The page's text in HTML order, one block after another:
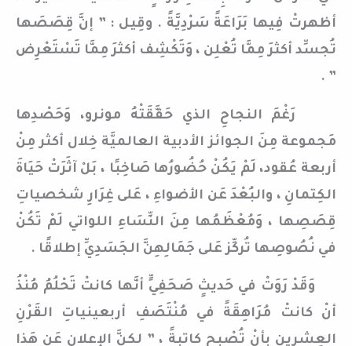
أظهرتْ فِيها بَرَاعَةً سَرْدِيَّةً . وقِيل : ” إنَّ قِصَصَها
تُجسِّد أكثرَ مِمَّا تُعْلِن ، وَتَكْشِف أكثرَ مِمَّا تَسْتَعْرِض
” .
رَغْمَ النجاحِ الذي حَقَّقَتْهُ مونرو، وَحَصْدِها
مَجموعة مِنَ الجوائز الأدبية العالميَّة خِلال أكثر مِنْ
أربعة عُقود، لَمْ يَكُنْ حُضُورُها صَاخِبًا ، بَلْ آثَرَتْ حَيَاةَ
الكِتمانِ ، والبُعْدَ عَن الأضواءِ ، عَلى غِرَارِ شخصياتِ
قِصَصِها ، وَمُعْظَمُها مِنَ النِّسَاءِ اللواتي لَمْ تَكُنْ
في نُصُوصِها تُركِّز عَلى جَمَالِهِنَّ الجَسَدِيِّ إطلاقًا .
وَقَدْ رَوَتْ في حَديثٍ صَحَفِيٍّ أنَّها كانتْ تَحْلُمُ مُنْذُ
أنْ كانتْ مُرَاهِقَةً في مُنْتَصَفِ أربعينياتِ القَرْنِ
العِشرين بأنْ تُصْبح كاتبةً ، ” لكنَّ الإعلان عَن هَذا